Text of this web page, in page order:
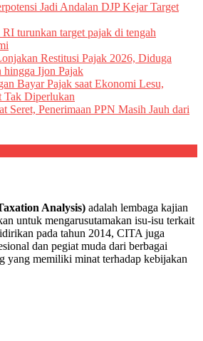
Jadi Andalan DJP Kejar Target
RI turunkan target pajak di tengah
Restitusi Pajak 2026, Diduga
hingga Ijon Pajak
Bayar Pajak saat Ekonomi Lesu,
Tak Diperlukan
Seret, Penerimaan PPN Masih Jauh dari
Analysis) adalah lembaga kajian
untuk mengarusutamakan isu-isu terkait
pada tahun 2014, CITA juga
dan pegiat muda dari berbagai
yang memiliki minat terhadap kebijakan